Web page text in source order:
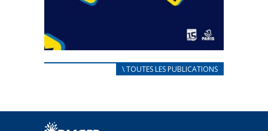
CARNET D’ACCUEIL
Afin d’accompagner au mieux les réfugiés
\ TOUTES LES PUBLICATIONS